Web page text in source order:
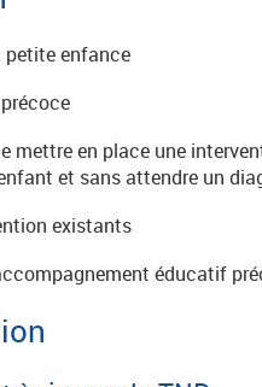
petite enfance
mettre en place une
et sans attendre un
existants
éducatif